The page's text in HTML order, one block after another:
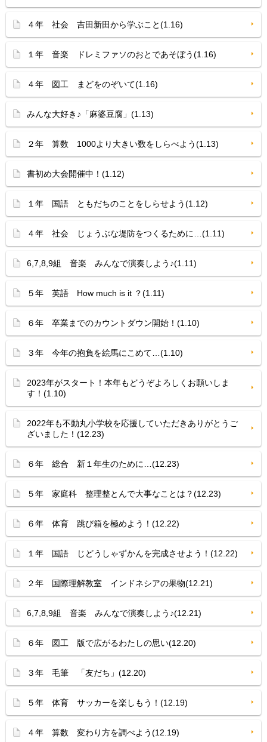
４年 社会 吉田新田から学ぶこと(1.16)
１年 音楽 ドレミファソのおとであそぼう(1.16)
４年 図工 まどをのぞいて(1.16)
みんな大好き♪「麻婆豆腐」(1.13)
２年 算数 1000より大きい数をしらべよう(1.13)
書初め大会開催中！(1.12)
１年 国語 ともだちのことをしらせよう(1.12)
４年 社会 じょうぶな堤防をつくるために…(1.11)
6,7,8,9組 音楽 みんなで演奏しよう♪(1.11)
５年 英語 How much is it ？(1.11)
６年 卒業までのカウントダウン開始！(1.10)
３年 今年の抱負を絵馬にこめて…(1.10)
2023年がスタート！本年もどうぞよろしくお願いしま
す！(1.10)
2022年も不動丸小学校を応援していただきありがとうご
ざいました！(12.23)
６年 総合 新１年生のために…(12.23)
５年 家庭科 整理整とんで大事なことは？(12.23)
６年 体育 跳び箱を極めよう！(12.22)
１年 国語 じどうしゃずかんを完成させよう！(12.22)
２年 国際理解教室 インドネシアの果物(12.21)
6,7,8,9組 音楽 みんなで演奏しよう♪(12.21)
６年 図工 版で広がるわたしの思い(12.20)
３年 毛筆 「友だち」(12.20)
５年 体育 サッカーを楽しもう！(12.19)
４年 算数 変わり方を調べよう(12.19)